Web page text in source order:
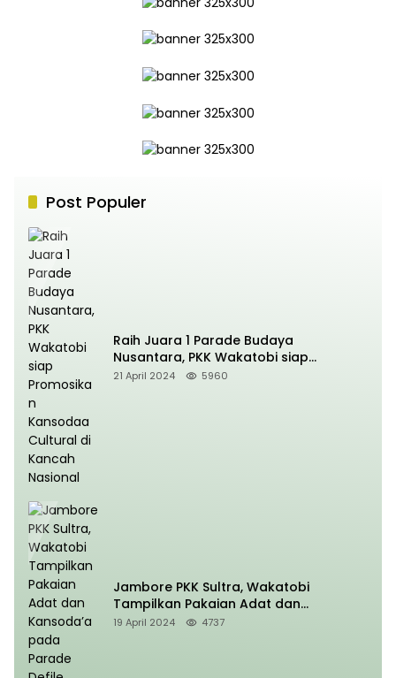
Post Populer
Raih Juara 1 Parade Budaya
Nusantara, PKK Wakatobi siap
Promosikan Kansodaa Cultural di
21 April 2024 5960
Jambore PKK Sultra, Wakatobi
Tampilkan Pakaian Adat dan
Kansoda’a pada Parade Defile
19 April 2024 4737